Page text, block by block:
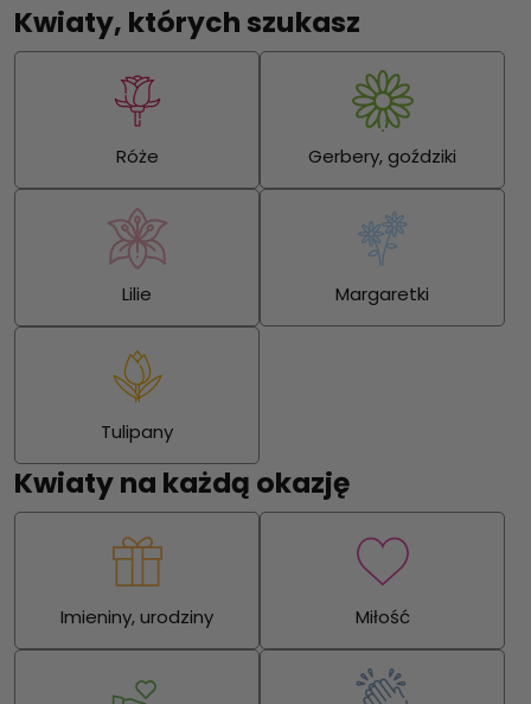
Kwiaty, których szukasz
Róże Gerbery, goździki
Lilie Margaretki
Tulipany
Kwiaty na każdą okazję
Imieniny, urodziny Miłość